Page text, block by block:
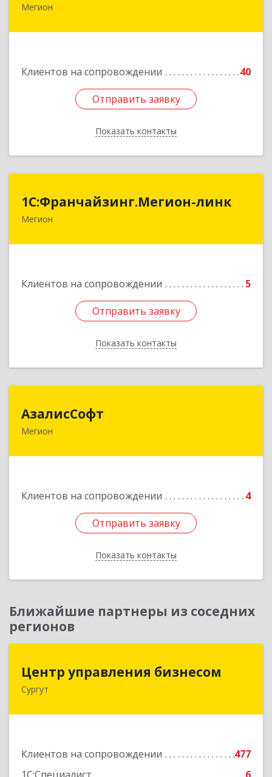
Мегион
Клиентов на сопровождении 40
Отправить заявку
Показать контакты
628681, Ханты-Мансийский Автономный округ
Отправить заявку
Назад
1С:Франчайзинг.Мегион-линк
Мегион
Клиентов на сопровождении 5
Отправить заявку
Показать контакты
1С:Франчайзинг.Мегион-линк
Отправить заявку
Назад
АзалисСофт
Мегион
Клиентов на сопровождении 4
Отправить заявку
Показать контакты
628690, Ханты-Мансийский Автономный округ
Подробнее
Отправить заявку
Назад
Ближайшие партнеры из соседних
регионов
Центр управления бизнесом
Сургут
Клиентов на сопровождении
477
Центр управления бизнесом
628403, Ханты-Мансийский Автономный округ